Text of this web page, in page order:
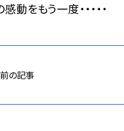
動をもう一度・・・・・
前の記事